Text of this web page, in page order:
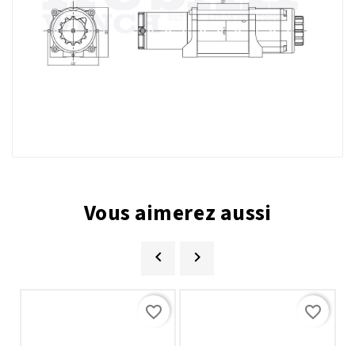
Vous aimerez aussi
 
favorite_border favorite_border